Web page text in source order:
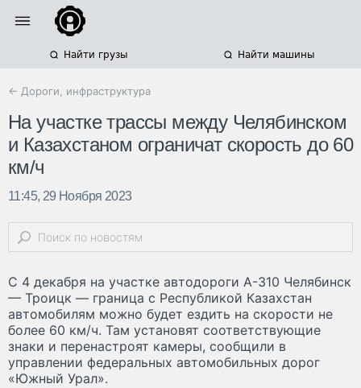
Найти грузы Найти машины
← Дороги, инфраструктура
На участке трассы между Челябинском
и Казахстаном ограничат скорость до 60
км/ч
11:45, 29 Ноября 2023
С 4 декабря на участке автодороги А-310 Челябинск
— Троицк — граница с Республикой Казахстан
автомобилям можно будет ездить на скорости не
более 60 км/ч. Там установят соответствующие
знаки и перенастроят камеры, сообщили в
управлении федеральных автомобильных дорог
«Южный Урал».